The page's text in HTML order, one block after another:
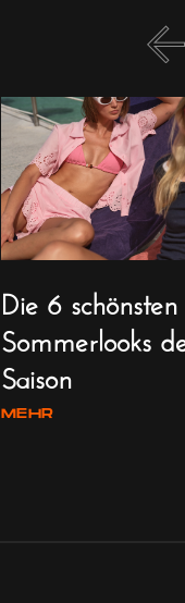
Die 6 schönsten
Sommerlooks
Saison
MEHR